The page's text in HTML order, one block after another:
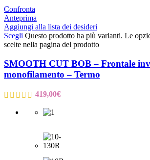
Confronta
Anteprima
Aggiungi alla lista dei desideri
Scegli Questo prodotto ha più varianti. Le
scelte nella pagina del prodotto
SMOOTH CUT BOB – Frontale
monofilamento – Termo
419,00€